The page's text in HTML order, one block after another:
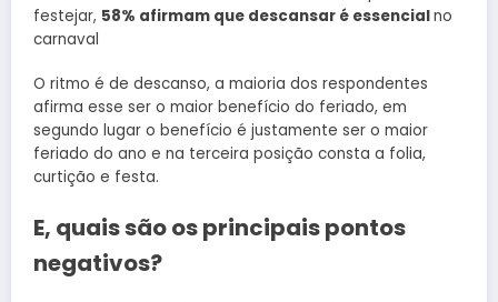
festejar, 58% afirmam que descansar é essencialno
carnaval
O ritmo é de descanso, a maioria dos respondentes
afirma esse ser o maior benefício do feriado, em
segundo lugar o benefício é justamente ser o maior
feriado do ano e na terceira posição consta a folia,
curtição e festa.
E, quais são os principais pontos
negativos?